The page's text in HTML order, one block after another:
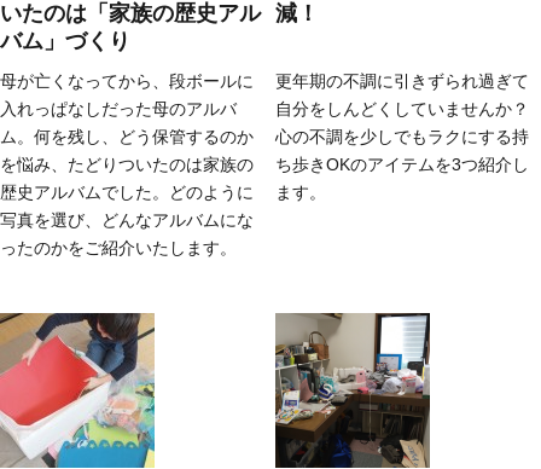
いたのは「家族の歴史アル
バム」づくり
母が亡くなってから、段ボールに
入れっぱなしだった母のアルバ
ム。何を残し、どう保管するのか
を悩み、たどりついたのは家族の
歴史アルバムでした。どのように
写真を選び、どんなアルバムにな
ったのかをご紹介いたします。
減！
更年期の不調に引きずられ過ぎて
自分をしんどくしていませんか？
心の不調を少しでもラクにする持
ち歩きOKのアイテムを3つ紹介し
ます。